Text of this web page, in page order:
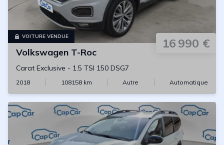
VOITURE VENDUE 16 990 €
Volkswagen T-Roc
Carat Exclusive - 1.5 TSI 150 DSG7
2018 108158km Autre Automatique